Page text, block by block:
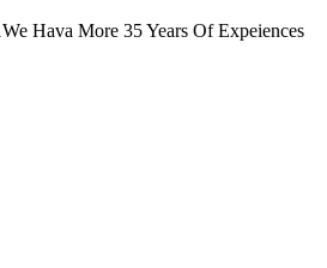
We Hava More 35 Years Of Expeiences